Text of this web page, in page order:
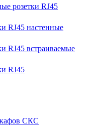
розетки RJ45
RJ45 настенные
RJ45 встраиваемые
RJ45
СКС